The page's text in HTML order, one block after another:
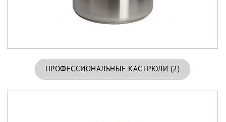
ПРОФЕССИОНАЛЬНЫЕ КАСТРЮЛИ (2)